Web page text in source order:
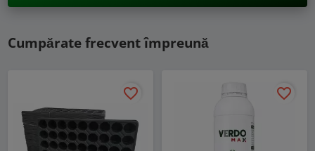
Cumpărate frecvent împreună
favorite_border favorite_border